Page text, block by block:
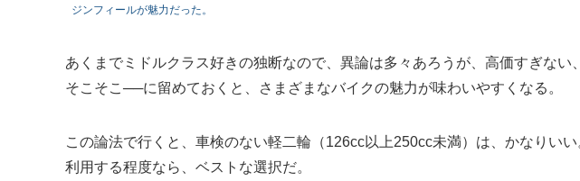
ジンフィールが魅力だった。
あくまでミドルクラス好きの独断なので、異論は多々あろうが、高価すぎない
そこそこ──に留めておくと、さまざまなバイクの魅力が味わいやすくなる。
この論法で行くと、車検のない軽二輪（126cc以上250cc未満）は、かなりい
利用する程度なら、ベストな選択だ。